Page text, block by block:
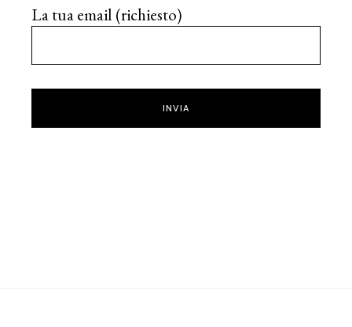
La tua email (richiesto)
INVIA